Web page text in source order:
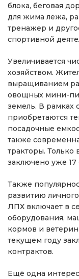
блока, беговая
для жима лежа,
тренажер и
спортивной
Увеличивается
хозяйством.
выращиванием
овощных мини-
земель. В рамках
приобретаются
посадочные
также
тракторы. Только
заключено уже 17
Также
развитию
ЛПХ включает в
оборудования,
кормов и
текущем году
контрактов.
Ещё одна